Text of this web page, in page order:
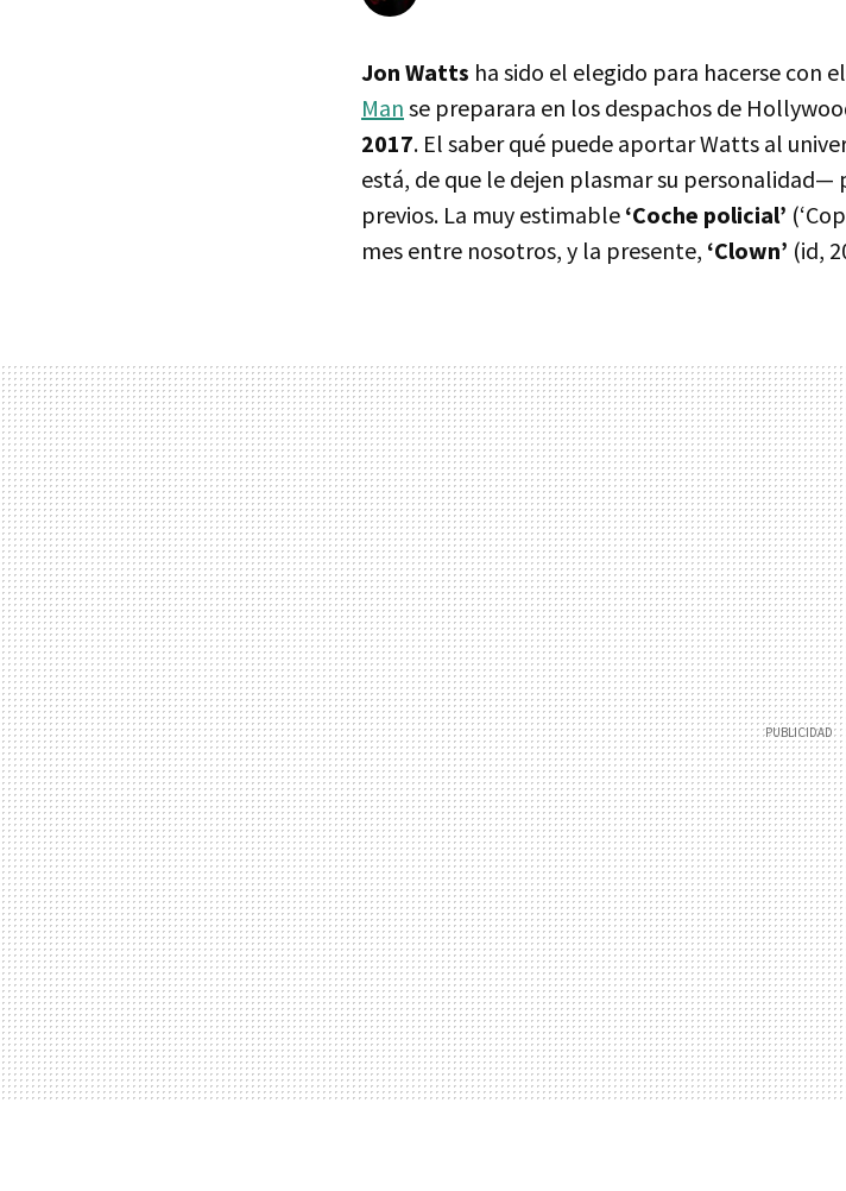
Jon Watts ha sido el elegido para hacerse con
Man se preparara en los despachos de
2017. El saber qué puede aportar Watts al
está, de que le dejen plasmar su personalidad—
previos. La muy estimable ‘Coche policial’
mes entre nosotros, y la presente, ‘Clown’ (id,